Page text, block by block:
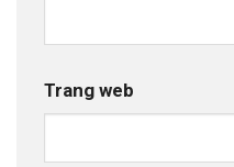
Trang web